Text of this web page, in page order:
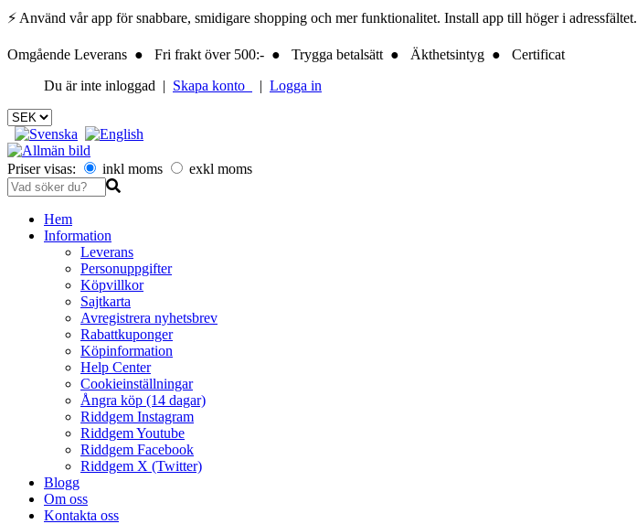
⚡ Använd vår app för snabbare, smidigare shopping och mer funktionalitet. Install app till höger i adressfältet.
Omgående Leverans ● Fri frakt över 500:- ● Trygga betalsätt ● Äkthetsintyg ● Certificat
Du är inte inloggad | Skapa konto | Logga in
Priser visas: inkl moms exkl moms
Hem
Information
Leverans
Personuppgifter
Köpvillkor
Sajtkarta
Avregistrera nyhetsbrev
Rabattkuponger
Köpinformation
Help Center
Cookieinställningar
Ångra köp (14 dagar)
Riddgem Instagram
Riddgem Youtube
Riddgem Facebook
Riddgem X (Twitter)
Blogg
Om oss
Kontakta oss